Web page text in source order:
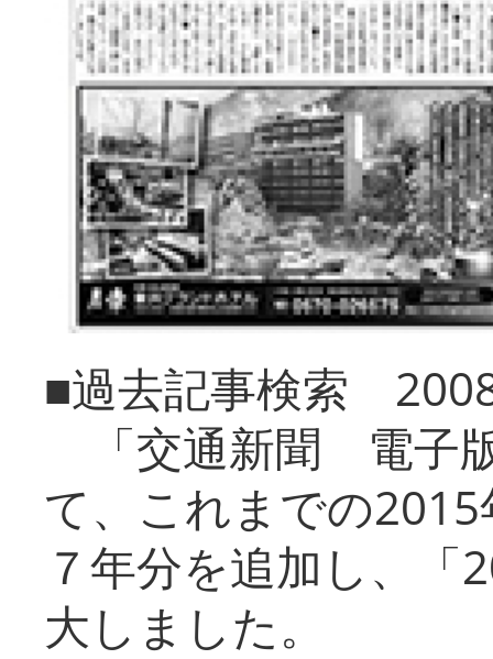
■過去記事検索
「交通新聞 電子
て、これまでの
７年分を追加し、「
大しまし